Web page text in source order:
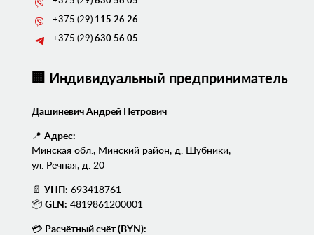
+375 (29) 115 26 26
+375 (29) 630 56 05
🏢 Индивидуальный предприниматель
Дашиневич Андрей Петрович
📍 Адрес:
Минская обл., Минский район, д. Шубники,
ул. Речная, д. 20
📄 УНП: 693418761
📦 GLN: 4819861200001
💳 Расчётный счёт (BYN):